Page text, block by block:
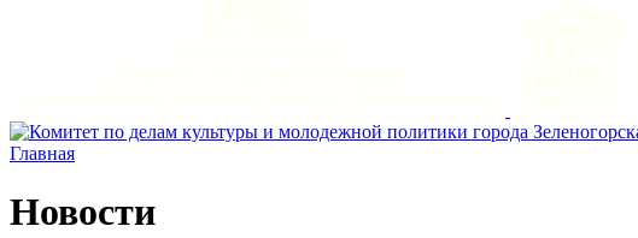
Главная
Новости